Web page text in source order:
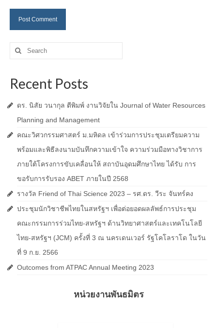
Search
Recent Posts
ดร. นิสัย วนากุล ตีพิมพ์ งานวิจัยใน Journal of Water Resources
Planning and Management
คณะวิศวกรรมศาสตร์ ม.มหิดล เข้าร่วมการประชุมเตรียมความ
พร้อมและพิธีลงนามบันทึกความเข้าใจ ความร่วมมือทางวิชาการ
ภายใต้โครงการขับเคลื่อนให้ สถาบันอุดมศึกษาไทย ได้รับ การ
ขอรับการรับรอง ABET ภายในปี 2568
รางวัล Friend of Thai Science 2023 – รศ.ดร. วีระ จันทร์คง
ประชุมนักวิชาชีพไทยในสหรัฐฯ เพื่อต่อยอดผลลัพธ์การประชุม
คณะกรรมการร่วมไทย-สหรัฐฯ ด้านวิทยาศาสตร์และเทคโนโลยี
ไทย-สหรัฐฯ (JCM) ครั้งที่ 3 ณ นครเดนเวอร์ รัฐโคโลราโด ในวัน
ที่ 9 ก.ย. 2566
Outcomes from ATPAC Annual Meeting 2023
หน่วยงานพันธมิตร